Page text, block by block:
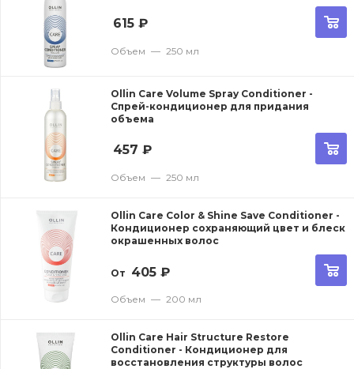
615 ₽
Объем — 250 мл
Ollin Care Volume Spray Conditioner -
Спрей-кондиционер для придания
объема
457 ₽
Объем — 250 мл
Ollin Care Color & Shine Save Conditioner -
Кондиционер сохраняющий цвет и блеск
окрашенных волос
От 405 ₽
Объем — 200 мл
Ollin Care Hair Structure Restore
Conditioner - Кондиционер для
восстановления структуры волос